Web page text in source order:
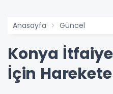
Anasayfa Güncel
Konya
İçin